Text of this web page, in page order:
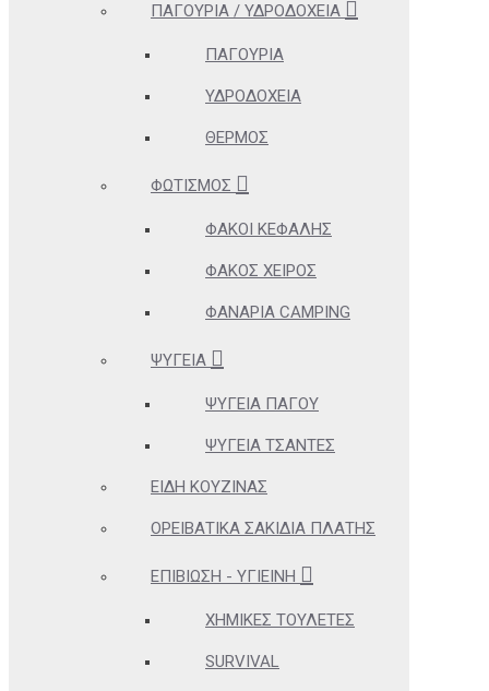
ΠΑΓΟΎΡΙΑ / ΥΔΡΟΔΟΧΕΊΑ
ΠΑΓΟΎΡΙΑ
ΥΔΡΟΔΟΧΕΊΑ
ΘΕΡΜΌΣ
ΦΩΤΙΣΜΌΣ
ΦΑΚΟΊ ΚΕΦΑΛΉΣ
ΦΑΚΌΣ ΧΕΙΡΌΣ
ΦΑΝΆΡΙΑ CAMPING
ΨΥΓΕΊΑ
ΨΥΓΕΊΑ ΠΆΓΟΥ
ΨΥΓΕΊΑ ΤΣΆΝΤΕΣ
ΕΊΔΗ ΚΟΥΖΊΝΑΣ
ΟΡΕΙΒΑΤΙΚΆ ΣΑΚΊΔΙΑ ΠΛΆΤΗΣ
ΕΠΙΒΊΩΣΗ - ΥΓΙΕΙΝΉ
ΧΗΜΙΚΈΣ ΤΟΥΛΈΤΕΣ
SURVIVAL